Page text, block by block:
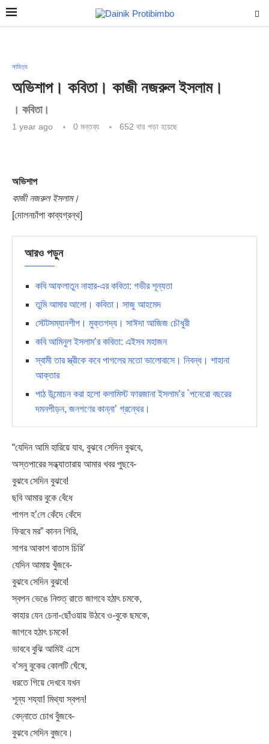
সাহিত্য
অভিশাপ। কবিতা। কাজী নজরুল ইসলাম।
। কবিতা।
1 year ago 0 মন্তব্য 652 বার পড়া হয়েছে
অভিশাপ
কাজী নজরুল ইসলাম।
[দোলনচাঁপা কাব্যগ্রন্থ]
আরও পড়ুন
কবি আফলাতুন নাহার-এর কবিতা: গভীর শূন্যতা
তুমি আমার আলো। কবিতা। সাজু আহমেদ
স্টেটসম্যানশীপ। মুক্তগদ্য। সাঈদা আজিজ চৌধুরী
কবি আমিনুল ইসলাম’র কবিতা: এইসব মহাজন
স্বামী তার স্ত্রীকে কবে পাগলের মতো ভালোবাসে। নিবন্ধ। শাহানা
আক্তার
পাঠ উন্মোচন করা হলো কলামিস্ট ফারজানা ইসলাম’র `পনেরো বছরের
দমনপীড়ন, জনগণের কান্না’ গ্রন্থের।
“যেদিন আমি হারিয়ে যাব, বুঝবে সেদিন বুঝবে,
অস্তপারের সন্ধ্যাতারায় আমার খবর পুছবে-
বুঝবে সেদিন বুঝবে!
ছবি আমার বুকে বেঁধে
পাগল হ’লে কেঁদে কেঁদে
ফিরবে মর” কানন গিরি,
সাগর আকাশ বাতাস চিরি’
যেদিন আমায় খুঁজবে-
বুঝবে সেদিন বুঝবে!
স্বপন ভেঙে নিশুত্‌ রাতে জাগবে হঠাৎ চমকে,
কাহার যেন চেনা-ছোঁওয়ায় উঠবে ও-বুকে ছমকে,
জাগবে হঠাৎ চমকে!
ভাববে বুঝি আমিই এসে
ব’সনু বুকের কোলটি ঘেঁষে,
ধরতে গিয়ে দেখবে যখন
শূন্য শয্যা! মিথ্যা স্বপন!
বেদ্‌নাতে চোখ বুঁজবে-
বুঝবে সেদিন বুজবে।